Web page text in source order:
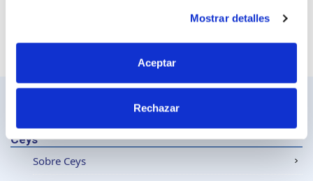
Si lo permite, también quisiéramos:
Identificar su dispositivo analizándolo activamente
para buscar características específicas (huellas
digitales)
Mostrar detalles
Aceptar
Rechazar
Ceys
Sobre Ceys